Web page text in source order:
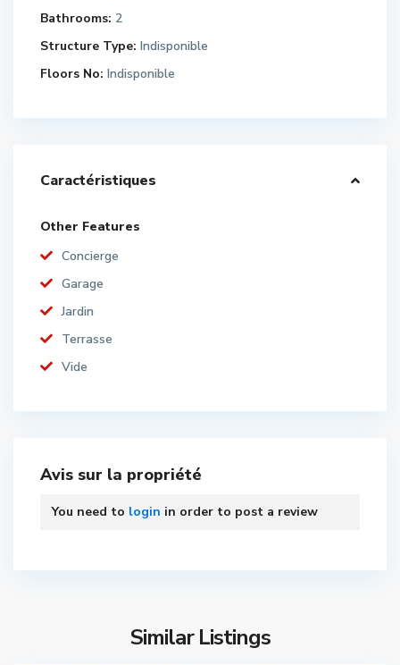
Bathrooms: 2
Structure Type: Indisponible
Floors No: Indisponible
Caractéristiques
Other Features
Concierge
Garage
Jardin
Terrasse
Vide
Avis sur la propriété
You need to login in order to post a review
Similar Listings